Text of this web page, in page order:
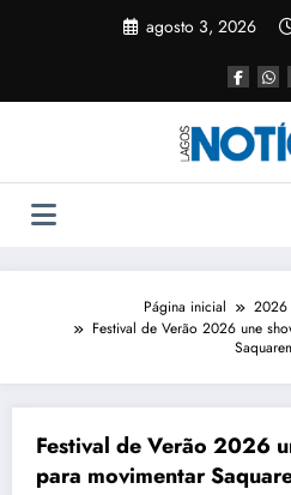
agosto 3, 2026
Página inicial 2026
Festival de Verão 2026 une
Festival de Verão 2026
para movimentar